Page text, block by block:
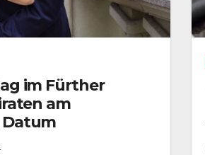
im Fürther
am